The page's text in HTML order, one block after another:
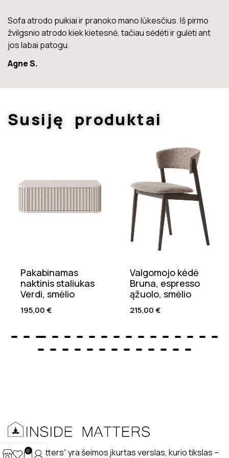
Lova labai gera. Šiuo metu neturiu jokių nusiskundimų.
Marius T.
Susiję produktai
Pakabinamas
naktinis staliukas
Verdi, smėlio
195,00€
Valgomojo kėdė
Bruna, espresso
ąžuolo, smėlio
215,00€
„Inside matters“ yra šeimos įkurtas verslas, kurio tikslas –
0